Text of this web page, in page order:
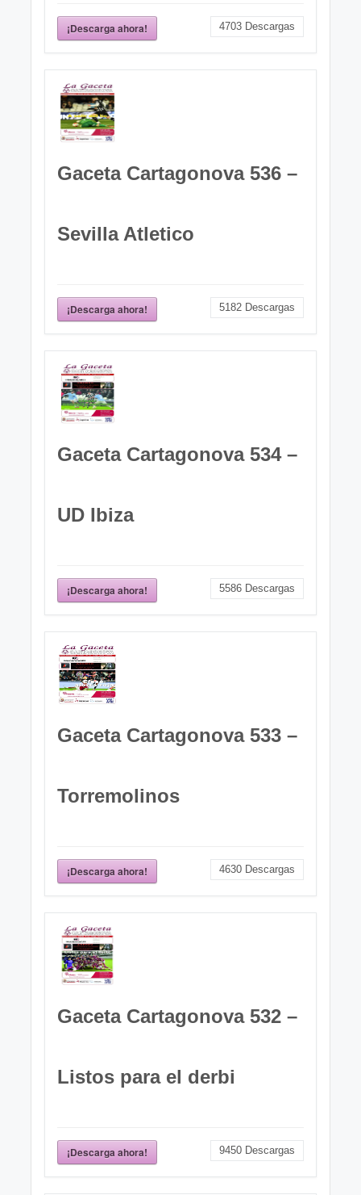
¡Descarga ahora! 4703 Descargas
Gaceta Cartagonova 536 –
Sevilla Atletico
¡Descarga ahora! 5182 Descargas
Gaceta Cartagonova 534 –
UD Ibiza
¡Descarga ahora! 5586 Descargas
Gaceta Cartagonova 533 –
Torremolinos
¡Descarga ahora! 4630 Descargas
Gaceta Cartagonova 532 –
Listos para el derbi
¡Descarga ahora! 9450 Descargas